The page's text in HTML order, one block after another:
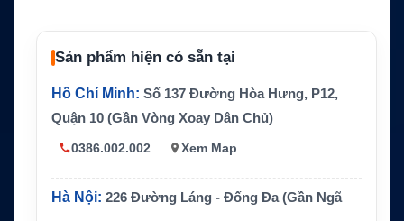
Phần cứng tương t
Intellian NX VSAT, Intellian C700
Sản phẩm hiện có sẵn tại
Hồ Chí Minh: Số 137 Đường Hòa Hưng, P12,
Quận 10 (Gần Vòng Xoay Dân Chủ)
0386.002.002 Xem Map
Hà Nội: 226 Đường Láng - Đống Đa (Gần Ngã